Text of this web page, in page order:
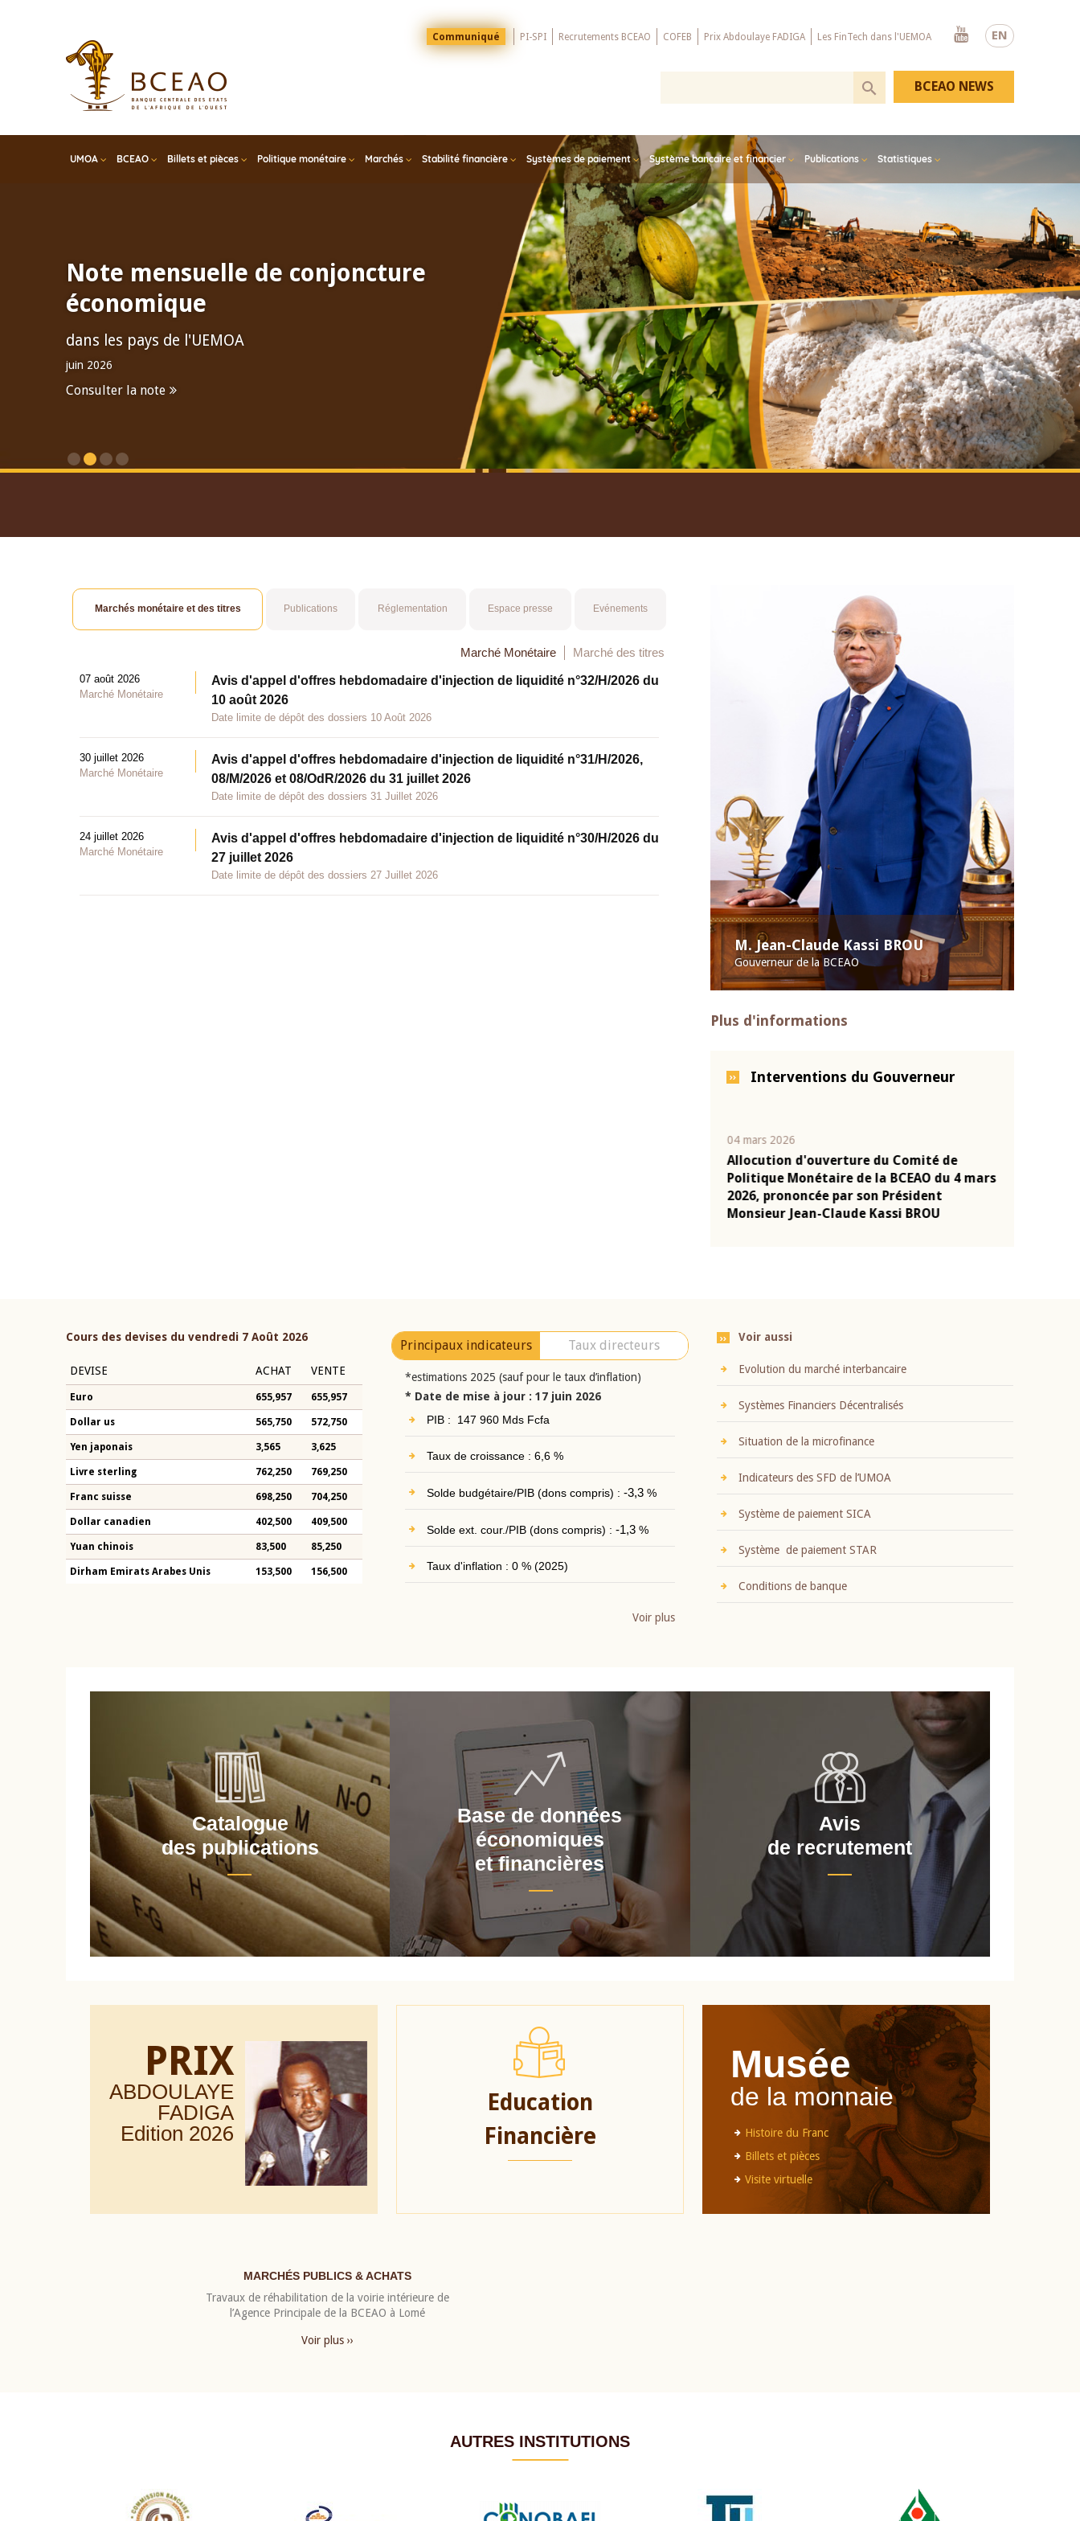
EN
Menu
Top
Communiqué PI-SPI Recrutements BCEAO COFEB Prix Abdoulaye FADIGA Les FinTech dans l'UEMOA
Youtube
UMOA BCEAO Billets et pièces Politique monétaire Marchés Stabilité financière Systèmes de paiement Système bancaire et financier Publications Statistiques
BCEAO NEWS
Note mensuelle de conjoncture
économique
dans les pays de l'UEMOA
juin 2026
Consulter la note
M. Jean-Claude Kassi BROU
Gouverneur de la BCEAO
Plus d'informations
Interventions du Gouverneur
04 mars 2026
Allocution d'ouverture du Comité de
Politique Monétaire de la BCEAO du 4 mars
2026, prononcée par son Président
Monsieur Jean-Claude Kassi BROU
Marchés monétaire et des titres Publications Réglementation Espace presse Evénements
Marché Monétaire Marché des titres
07 août 2026
Marché Monétaire
Avis d'appel d'offres hebdomadaire d'injection de liquidité n°32/H/2026 du
10 août 2026
Date limite de dépôt des dossiers 10 Août 2026
30 juillet 2026
Marché Monétaire
Avis d'appel d'offres hebdomadaire d'injection de liquidité n°31/H/2026,
08/M/2026 et 08/OdR/2026 du 31 juillet 2026
Date limite de dépôt des dossiers 31 Juillet 2026
24 juillet 2026
Marché Monétaire
Avis d'appel d'offres hebdomadaire d'injection de liquidité n°30/H/2026 du
27 juillet 2026
Date limite de dépôt des dossiers 27 Juillet 2026
Cours des devises du vendredi 7 Août 2026
DEVISE ACHAT VENTE
Euro 655,957 655,957
Dollar us 565,750 572,750
Yen japonais 3,565 3,625
Livre sterling 762,250 769,250
Franc suisse 698,250 704,250
Dollar canadien 402,500 409,500
Yuan chinois 83,500 85,250
Dirham Emirats Arabes Unis 153,500 156,500
Principaux indicateurs Taux directeurs
*estimations 2025 (sauf pour le taux d’inflation)
* Date de mise à jour : 17 juin 2026
PIB : 147 960 Mds Fcfa
Taux de croissance : 6,6 %
Solde budgétaire/PIB (dons compris) : -3,3%
Solde ext. cour./PIB (dons compris) : -1,3%
Taux d'inflation : 0 % (2025)
Voir plus
Voir aussi
Evolution du marché interbancaire
Systèmes Financiers Décentralisés
Situation de la microfinance
Indicateurs des SFD de l’UMOA
Système de paiement SICA
Système de paiement STAR
Conditions de banque
Catalogue
des publications
Base de données
économiques
et financières
Avis
de recrutement
PRIX
ABDOULAYE
FADIGA
Edition 2026
Education
Financière
Musée
de la monnaie
Histoire du Franc
Billets et pièces
Visite virtuelle
MARCHÉS PUBLICS & ACHATS
Travaux de réhabilitation de la voirie intérieure de
l’Agence Principale de la BCEAO à Lomé
Voir plus ››
AUTRES INSTITUTIONS